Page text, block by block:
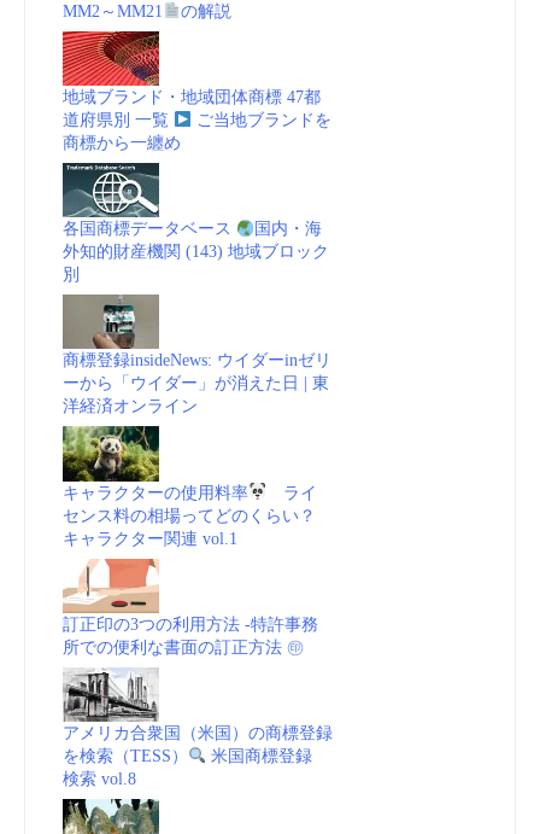
り
を
標
請
＝
国
カ
プ
MM2～MM21
の解説
地域ブランド・地域団体商標 47都
道府県別 一覧
ご当地ブランドを
商標から一纏め
各国商標データベース
国内・海
外知的財産機関 (143) 地域ブロック
別
商標登録insideNews: ウイダーinゼリ
ーから「ウイダー」が消えた日 | 東
洋経済オンライン
キャラクターの使用料率
ライ
センス料の相場ってどのくらい？
キャラクター関連 vol.1
訂正印の3つの利用方法 -特許事務
所での便利な書面の訂正方法 ㊞
アメリカ合衆国（米国）の商標登録
を検索（TESS）
米国商標登録
検索 vol.8